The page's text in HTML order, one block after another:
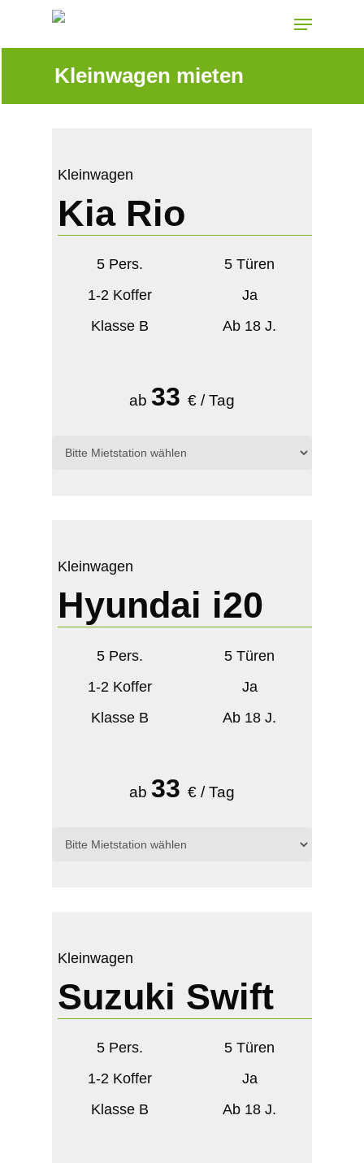
Menu
Kleinwagen mieten
Kleinwagen
Kia Rio
5 Pers.
5 Türen
1-2 Koffer
Ja
Klasse B
Ab 18 J.
ab 33 € / Tag
Kleinwagen
Hyundai i20
5 Pers.
5 Türen
1-2 Koffer
Ja
Klasse B
Ab 18 J.
ab 33 € / Tag
Kleinwagen
Suzuki Swift
5 Pers.
5 Türen
1-2 Koffer
Ja
Klasse B
Ab 18 J.